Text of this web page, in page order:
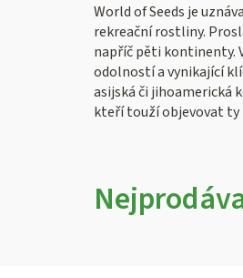
World of Seeds je
rekreační rostliny.
napříč pěti kontinenty.
odolností a vynikající
asijská či jihoamerická
kteří touží objevovat ty